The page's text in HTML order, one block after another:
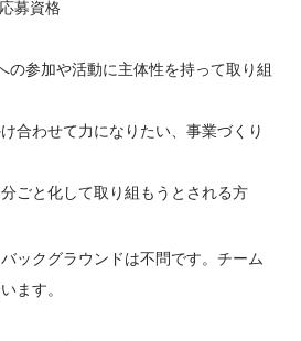
募資格
の参加や活動に主体性を持って取り組
合わせて力になりたい、事業づくり
ごと化して取り組もうとされる方
ックグラウンドは不問です。チーム
ます。